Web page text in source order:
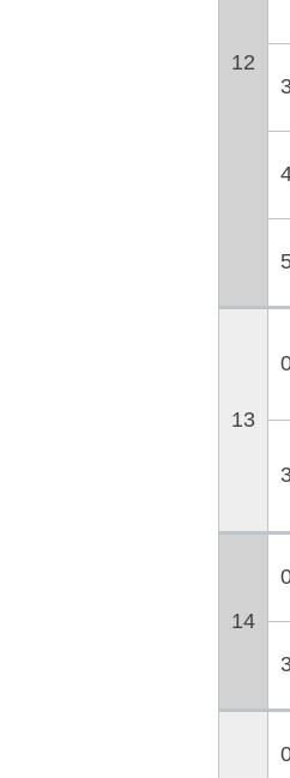
12
13
14